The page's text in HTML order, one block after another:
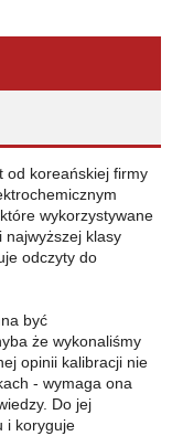
od koreańskiej firmy
wykorzystywane
najwyższej klasy
odczyty do
być
że wykonaliśmy
opinii kalibracji nie
- wymaga ona
Do jej
i koryguje